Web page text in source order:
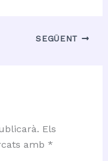
SEGÜENT
Els
amb *